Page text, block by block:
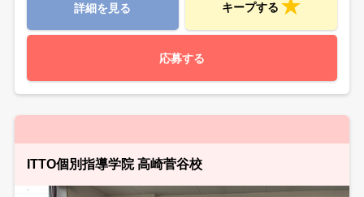
詳細を見る キープする
応募する
ITTO個別指導学院 高崎菅谷校